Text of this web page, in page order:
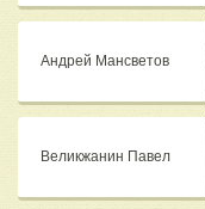
Андрей Мансветов
Великжанин Павел